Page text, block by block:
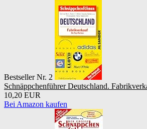
Bestseller Nr. 2
Schnäppchenführer Deutschland.
10,20 EUR
Bei Amazon kaufen